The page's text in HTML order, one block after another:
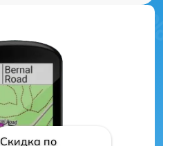
Скидка по